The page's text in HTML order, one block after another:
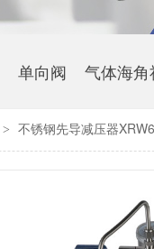
单向阀 气体海
> 不锈钢先导减压器